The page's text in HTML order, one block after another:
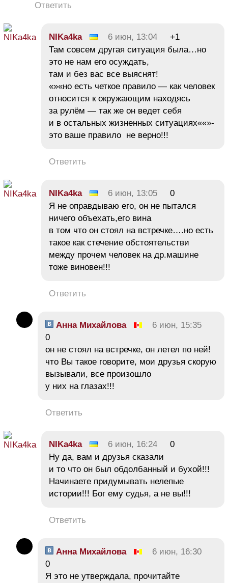
Ответить
NIKa4ka 6 июн, 13:04
+1
Там совсем другая ситуация была…но
это не нам его осуждать,
там и без вас все выяснят!
«»«но есть четкое правило — как человек
относится к окружающим находясь
за рулём — так же он ведет себя
и в остальных жизненных ситуациях««»-
это ваше правило не верно!!!
Ответить
NIKa4ka 6 июн, 13:05
0
Я не оправдываю его, он не пытался
ничего объехать,его вина
в том что он стоял на встречке….но есть
такое как стечение обстоятельстви
между прочем человек на др.машине
тоже виновен!!!
Ответить
Анна Михайлова
6 июн, 15:35
0
он не стоял на встречке, он летел по ней!
что Вы такое говорите, мои друзья скорую
вызывали, все произошло
у них на глазах!!!
Ответить
NIKa4ka 6 июн, 16:24
0
Ну да, вам и друзья сказали
и то что он был обдолбанный и бухой!!!
Начинаете придумывать нелепые
истории!!! Бог ему судья, а не вы!!!
Ответить
Анна Михайлова
6 июн, 16:30
0
Я это не утверждала, прочитайте